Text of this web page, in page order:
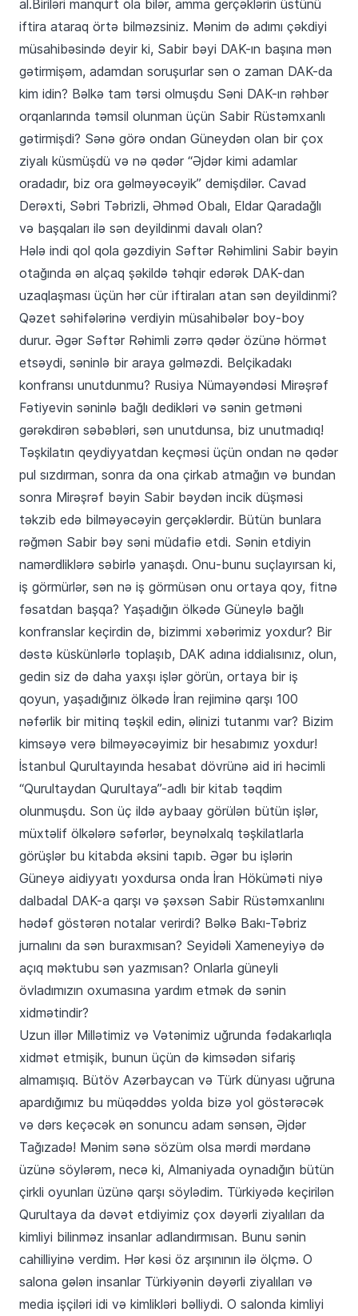
al.Biriləri manqurt ola bilər, amma gerçəklərin üstünü
iftira ataraq örtə bilməzsiniz. Mənim də adımı çəkdiyi
müsahibəsində deyir ki, Sabir bəyi DAK-ın başına mən
gətirmişəm, adamdan soruşurlar sən o zaman DAK-da
kim idin? Bəlkə tam tərsi olmuşdu Səni DAK-ın rəhbər
orqanlarında təmsil olunman üçün Sabir Rüstəmxanlı
gətirmişdi? Sənə görə ondan Güneydən olan bir çox
ziyalı küsmüşdü və nə qədər “Əjdər kimi adamlar
oradadır, biz ora gəlməyəcəyik” demişdilər. Cavad
Derəxti, Səbri Təbrizli, Əhməd Obalı, Eldar Qaradağlı
və başqaları ilə sən deyildinmi davalı olan?
Hələ indi qol qola gəzdiyin Səftər Rəhimlini Sabir bəyin
otağında ən alçaq şəkildə təhqir edərək DAK-dan
uzaqlaşması üçün hər cür iftiraları atan sən deyildinmi?
Qəzet səhifələrinə verdiyin müsahibələr boy-boy
durur. Əgər Səftər Rəhimli zərrə qədər özünə hörmət
etsəydi, səninlə bir araya gəlməzdi. Belçikadakı
konfransı unutdunmu? Rusiya Nümayəndəsi Mirəşrəf
Fətiyevin səninlə bağlı dedikləri və sənin getməni
gərəkdirən səbəbləri, sən unutdunsa, biz unutmadıq!
Təşkilatın qeydiyyatdan keçməsi üçün ondan nə qədər
pul sızdırman, sonra da ona çirkab atmağın və bundan
sonra Mirəşrəf bəyin Sabir bəydən incik düşməsi
təkzib edə bilməyəcəyin gerçəklərdir. Bütün bunlara
rəğmən Sabir bəy səni müdafiə etdi. Sənin etdiyin
namərdliklərə səbirlə yanaşdı. Onu-bunu suçlayırsan ki,
iş görmürlər, sən nə iş görmüsən onu ortaya qoy, fitnə
fəsatdan başqa? Yaşadığın ölkədə Güneylə bağlı
konfranslar keçirdin də, bizimmi xəbərimiz yoxdur? Bir
dəstə küskünlərlə toplaşıb, DAK adına iddialısınız, olun,
gedin siz də daha yaxşı işlər görün, ortaya bir iş
qoyun, yaşadığınız ölkədə İran rejiminə qarşı 100
nəfərlik bir mitinq təşkil edin, əlinizi tutanmı var? Bizim
kimsəyə verə bilməyəcəyimiz bir hesabımız yoxdur!
İstanbul Qurultayında hesabat dövrünə aid iri həcimli
“Qurultaydan Qurultaya”-adlı bir kitab təqdim
olunmuşdu. Son üç ildə aybaay görülən bütün işlər,
müxtəlif ölkələrə səfərlər, beynəlxalq təşkilatlarla
görüşlər bu kitabda əksini tapıb. Əgər bu işlərin
Güneyə aidiyyatı yoxdursa onda İran Höküməti niyə
dalbadal DAK-a qarşı və şəxsən Sabir Rüstəmxanlını
hədəf göstərən notalar verirdi? Bəlkə Bakı-Təbriz
jurnalını da sən buraxmısan? Seyidəli Xameneyiyə də
açıq məktubu sən yazmısan? Onlarla güneyli
övladımızın oxumasına yardım etmək də sənin
xidmətindir?
Uzun illər Millətimiz və Vətənimiz uğrunda fədakarlıqla
xidmət etmişik, bunun üçün də kimsədən sifariş
almamışıq. Bütöv Azərbaycan və Türk dünyası uğruna
apardığımız bu müqəddəs yolda bizə yol göstərəcək
və dərs keçəcək ən sonuncu adam sənsən, Əjdər
Tağızadə! Mənim sənə sözüm olsa mərdi mərdanə
üzünə söylərəm, necə ki, Almaniyada oynadığın bütün
çirkli oyunları üzünə qarşı söylədim. Türkiyədə keçirilən
Qurultaya da dəvət etdiyimiz çox dəyərli ziyalıları da
kimliyi bilinməz insanlar adlandırmısan. Bunu sənin
cahilliyinə verdim. Hər kəsi öz arşınının ilə ölçmə. O
salona gələn insanlar Türkiyənin dəyərli ziyalıları və
media işçiləri idi və kimlikləri bəlliydi. O salonda kimliyi